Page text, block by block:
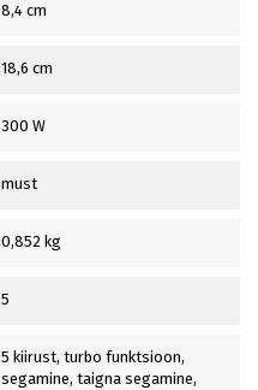
8,4 cm
18,6 cm
300 W
must
0,852 kg
5
5 kiirust, turbo funktsioon,
segamine, taigna segamine,